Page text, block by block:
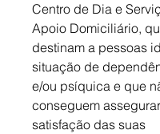
Centro de Dia e
Apoio Domiciliário,
destinam a pessoas
situação de
e/ou psíquica e que
conseguem
satisfação das suas